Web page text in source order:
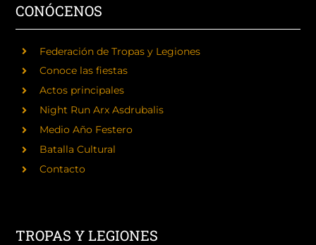
CONÓCENOS
Federación de Tropas y Legiones
Conoce las fiestas
Actos principales
Night Run Arx Asdrubalis
Medio Año Festero
Batalla Cultural
Contacto
TROPAS Y LEGIONES